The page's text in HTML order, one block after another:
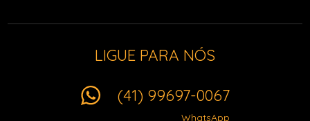
LIGUE PARA NÓS
(41) 99697-0067
WhatsApp